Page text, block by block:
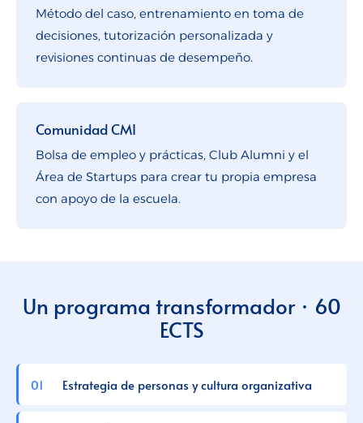
Método del caso, entrenamiento en toma de
decisiones, tutorización personalizada y
revisiones continuas de desempeño.
Comunidad CMI
Bolsa de empleo y prácticas, Club Alumni y el
Área de Startups para crear tu propia empresa
con apoyo de la escuela.
Un programa transformador · 60
ECTS
Estrategia de personas y cultura organizativa